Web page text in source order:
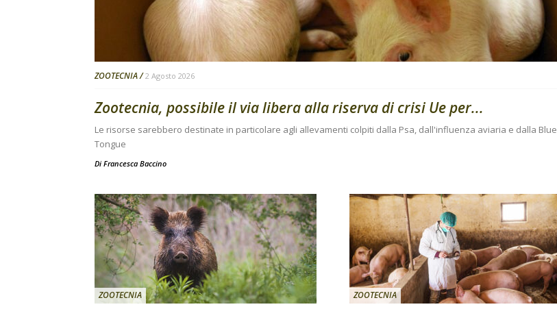
ZOOTECNIA 2 Agosto 2026
Zootecnia, possibile il via libera alla riserva di crisi Ue per...
Le risorse sarebbero destinate in particolare agli allevamenti colpiti dalla Psa, dall'influenza aviaria e dalla Blue
Tongue
Di Francesca Baccino
ZOOTECNIA ZOOTECNIA